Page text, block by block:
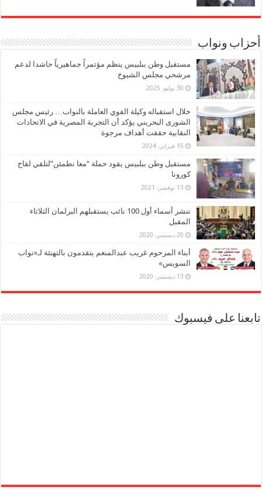
أحزاب ونواب
مستقبل وطن ببلبيس ينظم مؤتمراً جماهيرياً حاشدا لدعم
مرشحي مجلس الشيوخ
30 يوليو، 2025
خلال استقباله وكيلة القوي العاملة بالنواب… رئيس مجلس
الشورى البحريني يؤكد أن التجربة المصرية في الاتحادات
النقابية حققت أهداف مرجوة
15 فبراير، 2024
مستقبل وطن ببلبيس يقود حملة “معا نطمئن”لتلقي لقاح
كورونا
13 نوفمبر، 2021
ننشر أسماء أول 100 نائب يستقبلهم البرلمان الثلاثاء
المقبل
20 ديسمبر، 2020
أبناء المرحوم غريب عبدالمنعم يتقدمون بالتهنئة لـ«نواب
السويس»
13 ديسمبر، 2020
تابعنا على فيسبوك